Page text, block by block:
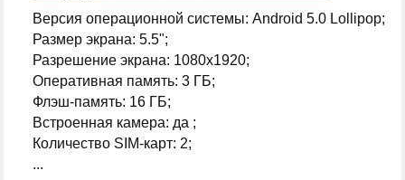
Версия операционной системы: Android 5.0 Lollipop;
Размер экрана: 5.5";
Разрешение экрана: 1080x1920;
Оперативная память: 3 ГБ;
Флэш-память: 16 ГБ;
Встроенная камера: да ;
Количество SIM-карт: 2;
...